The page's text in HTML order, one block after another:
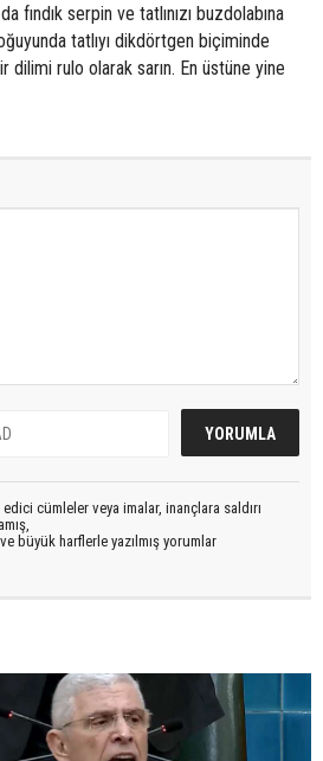
fındık serpin ve tatlınızı buzdolabına
tatlıyı dikdörtgen biçiminde
dilimi rulo olarak sarın. En üstüne yine
cümleler veya imalar, inançlara saldırı
büyük harflerle yazılmış yorumlar